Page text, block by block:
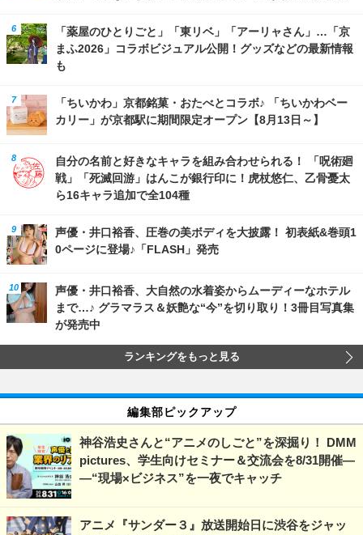
「薬屋のひとりごと」「東リベ」「アーリャさん」…「京
まふ2026」コラボビジュアル公開！グッズなどの最新情報
も
「ちいかわ」京都銘菓・おたべとコラボ♪ 「ちいかわベー
カリー」が京都駅に期間限定オープン【8月13日～】
自分の名前と好きなキャラを組み合わせられる！ 「呪術廻
戦」「死滅回游」はんこが銀行印に！虎杖悠仁、乙骨憂太
ら16キャラ追加で全104種
声優・井口裕香、圧巻の美ボディを大披露！ 初表紙&巻頭1
0ページに登場♪「FLASH」発売
声優・井口裕香、大自然の水着姿からムーディーなホテル
まで…♪ グラマラス＆妖艶な“今”を切り取り！3冊目写真集
が発売中
ランキングをもっと見る
編集部ピックアップ
神谷浩史さんと“アニメのしごと”を深掘り！ DMM
pictures、学生向けセミナー＆交流会を8/31開催―
―“現場×ビジネス”を一夜でキャッチ
アニメ『サンダー３』放送開始日に渋谷をジャッ